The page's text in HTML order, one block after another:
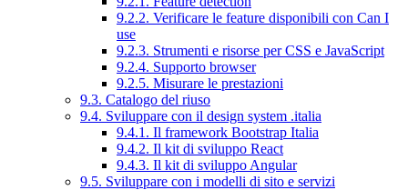
9.2.2. Verificare le feature disponibili con Can I
use
9.2.3. Strumenti e risorse per CSS e JavaScript
9.2.4. Supporto browser
9.2.5. Misurare le prestazioni
9.3. Catalogo del riuso
9.4. Sviluppare con il design system .italia
9.4.1. Il framework Bootstrap Italia
9.4.2. Il kit di sviluppo React
9.4.3. Il kit di sviluppo Angular
9.5. Sviluppare con i modelli di sito e servizi